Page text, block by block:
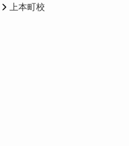
上本町校